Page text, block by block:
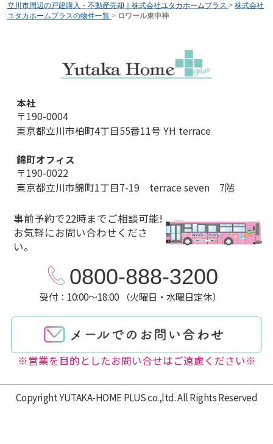
立川市周辺の戸建購入・不動産売却｜株式会社ユタカホームプラス > 株式会社
ユタカホームプラスの物件一覧 > ロワール東中神
本社
〒190-0004
東京都立川市柏町4丁目55番11号 YH terrace
錦町オフィス
〒190-0022
東京都立川市錦町1丁目7-19 terrace seven 7階
事前予約で22時までご相談可能!
お気軽にお問い合わせくださ
い。
0800-888-3200
受付：10:00～18:00 （火曜日・水曜日定休）
※営業を目的としたお問い合せはご遠慮ください※
Copyright YUTAKA-HOME PLUS co.,ltd. All Rights Reserved